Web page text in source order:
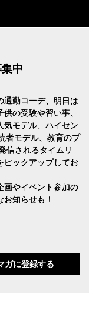
中
通勤コーデ、明日は
の受験や習い事、
気モデル、ハイセン
者モデル、教育のプ
信されるタイムリ
ピックアップしてお
画やイベント参加の
お知らせも！
ガに登録する